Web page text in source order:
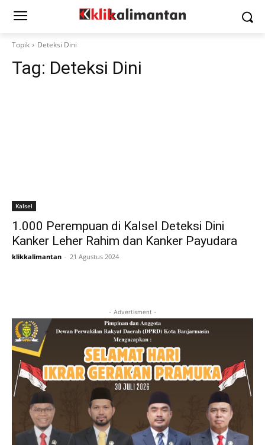
Topik Deteksi Dini
Tag: Deteksi Dini
Kalsel
1.000 Perempuan di Kalsel Deteksi Dini
Kanker Leher Rahim dan Kanker Payudara
klikkalimantan - 21 Agustus 2024
- Advertisment -